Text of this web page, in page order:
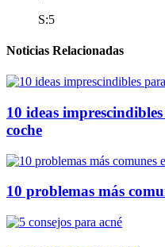
S:5
Noticias Relacionadas
10 ideas
coche
10 problemas más